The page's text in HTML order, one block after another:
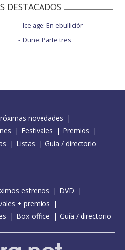
DESTACADOS
Ice age: En ebullición
Dune: Parte tres
novedades
Festivales
Premios
Listas Guía / directorio
estrenos
DVD
+ premios
Box-office Guía / directorio